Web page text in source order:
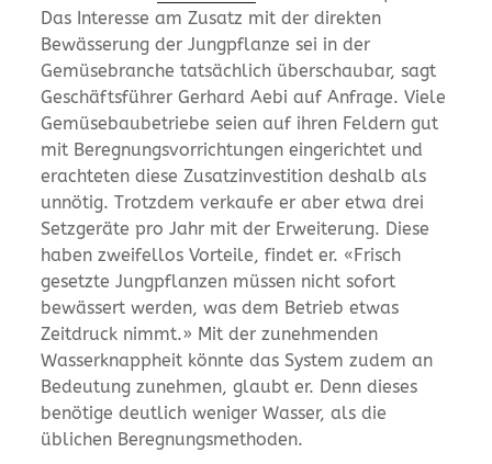
Das Interesse am Zusatz mit der direkten
Bewässerung der Jungpflanze sei in der
Gemüsebranche tatsächlich überschaubar, sagt
Geschäftsführer Gerhard Aebi auf Anfrage. Viele
Gemüsebaubetriebe seien auf ihren Feldern gut
mit Beregnungsvorrichtungen eingerichtet und
erachteten diese Zusatzinvestition deshalb als
unnötig. Trotzdem verkaufe er aber etwa drei
Setzgeräte pro Jahr mit der Erweiterung. Diese
haben zweifellos Vorteile, findet er. «Frisch
gesetzte Jungpflanzen müssen nicht sofort
bewässert werden, was dem Betrieb etwas
Zeitdruck nimmt.» Mit der zunehmenden
Wasserknappheit könnte das System zudem an
Bedeutung zunehmen, glaubt er. Denn dieses
benötige deutlich weniger Wasser, als die
üblichen Beregnungsmethoden.